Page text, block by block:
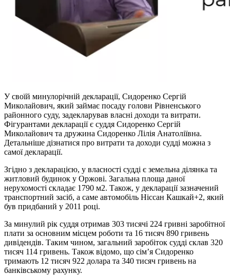
У своїй минулорічній декларації, Сидоренко Сергій
Миколайович, який займає посаду голови Рівненського
районного суду, задекларував власні доходи та витрати.
Фігурантами декларації є суддя Сидоренко Сергій
Миколайович та дружина Сидоренко Лілія Анатоліївна.
Детальніше дізнатися про витрати та доходи судді можна з
самої декларації.
Згідно з декларацією, у власності судді є земельна ділянка та
житловий будинок у Оржові. Загальна площа даної
нерухомості складає 1790 м2. Також, у декларації зазначений
транспортний засіб, а саме автомобіль Ніссан Кашкай+2, який
був придбаний у 2011 році.
За минулий рік суддя отримав 303 тисячі 224 гривні заробітної
плати за основним місцем роботи та 16 тисяч 890 гривень
дивідендів. Таким чином, загальний заробіток судді склав 320
тисяч 114 гривень. Також відомо, що сім’я Сидоренко
тримають 12 тисяч 922 долара та 340 тисяч гривень на
банківському рахунку.